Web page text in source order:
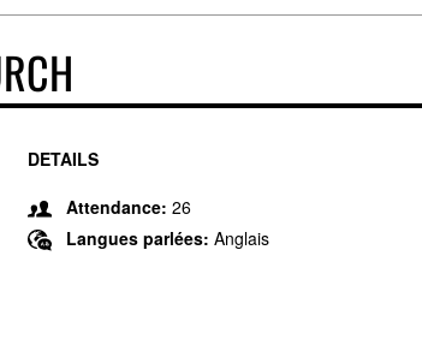
DETAILS
Attendance: 26
Langues parlées: Anglais